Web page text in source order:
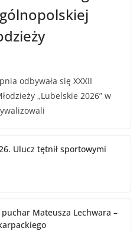
odbywała się XXXII
„Lubelskie 2026” w
Ulucz tętnił sportowymi
Mateusza Lechwara –